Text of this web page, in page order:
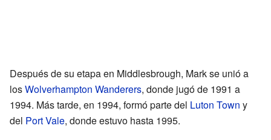
Después de su etapa en Middlesbrough, Mark se unió a
losWolverhampton Wanderers, donde jugó de 1991 a
1994. Más tarde, en 1994, formó parte del Luton Town y
del Port Vale, donde estuvo hasta 1995.